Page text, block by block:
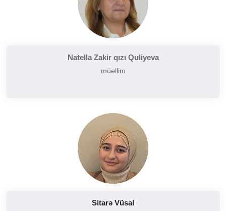
Natella Zakir qızı Quliyeva
müəllim
Sitarə Vüsal